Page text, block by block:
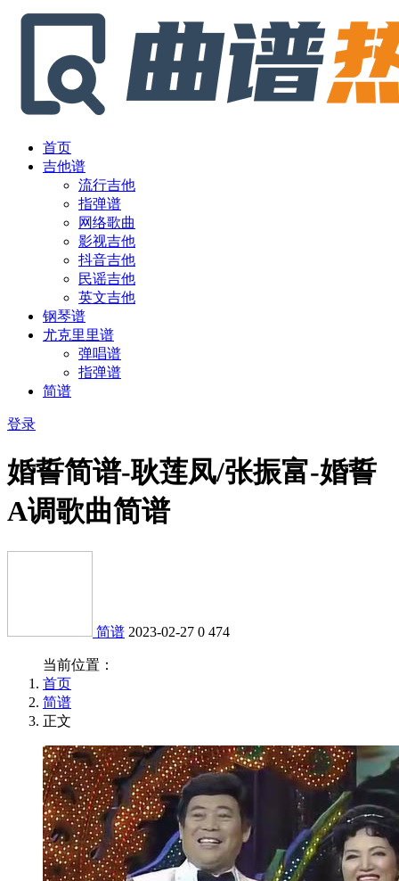
首页
吉他谱
流行吉他
指弹谱
网络歌曲
影视吉他
抖音吉他
民谣吉他
英文吉他
钢琴谱
尤克里里谱
弹唱谱
指弹谱
简谱
登录
婚誓简谱-耿莲凤/张振富-婚誓
A调歌曲简谱
简谱 2023-02-27 0 474
当前位置：
首页
简谱
正文